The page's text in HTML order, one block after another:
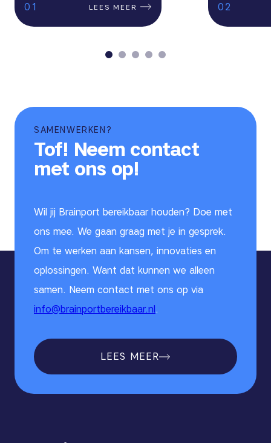
1 LEES MEER 2
SAMENWERKEN?
Tof! Neem contact
met ons op!
Wil jij Brainport bereikbaar houden? Doe met
ons mee. We gaan graag met je in gesprek.
Om te werken aan kansen, innovaties en
oplossingen. Want dat kunnen we alleen
samen. Neem contact met ons op via
info@brainportbereikbaar.nl.
LEES MEER